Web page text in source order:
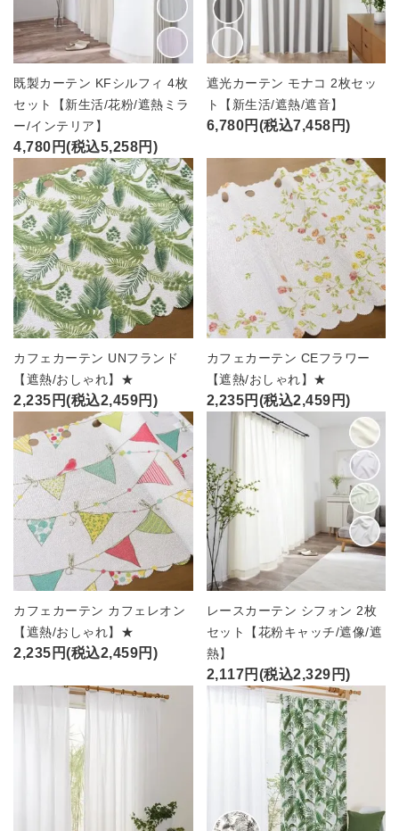
既製カーテン KFシルフィ 4枚
セット【新生活/花粉/遮熱ミラ
ー/インテリア】
4,780円(税込5,258円)
遮光カーテン モナコ 2枚セッ
ト【新生活/遮熱/遮音】
6,780円(税込7,458円)
カフェカーテン UNフランド
【遮熱/おしゃれ】★
2,235円(税込2,459円)
カフェカーテン CEフラワー
【遮熱/おしゃれ】★
2,235円(税込2,459円)
カフェカーテン カフェレオン
【遮熱/おしゃれ】★
2,235円(税込2,459円)
レースカーテン シフォン 2枚
セット【花粉キャッチ/遮像/遮
熱】
2,117円(税込2,329円)